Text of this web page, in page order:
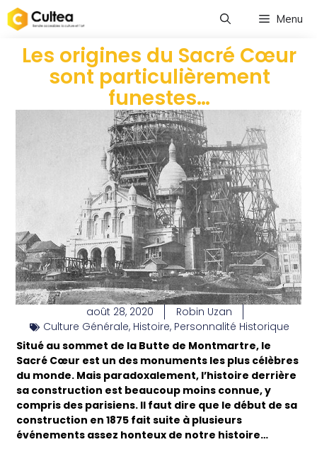
Menu
Les origines du Sacré Cœur
sont particulièrement
funestes…
août 28, 2020
Robin Uzan
Culture Générale, Histoire, Personnalité Historique
Situé au sommet de la Butte de Montmartre, le
Sacré Cœur est un des monuments les plus célèbres
du monde. Mais paradoxalement, l’histoire derrière
sa construction est beaucoup moins connue, y
compris des parisiens. Il faut dire que le début de sa
construction en 1875 fait suite à plusieurs
événements assez honteux de notre histoire…